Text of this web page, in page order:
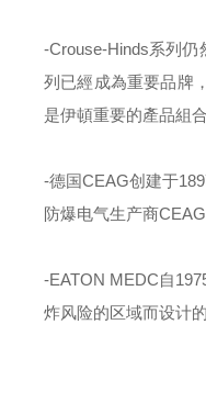
-Crouse-Hinds系列仍
列已經成為重要品牌
是伊頓重要的產品組
-德国CEAG创建于
防爆电气生产商
-EATON MEDC自
炸风险的区域而设计